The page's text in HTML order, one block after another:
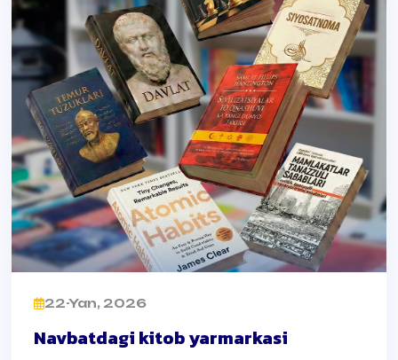
22-Yan, 2026
Navbatdagi kitob yarmarkasi